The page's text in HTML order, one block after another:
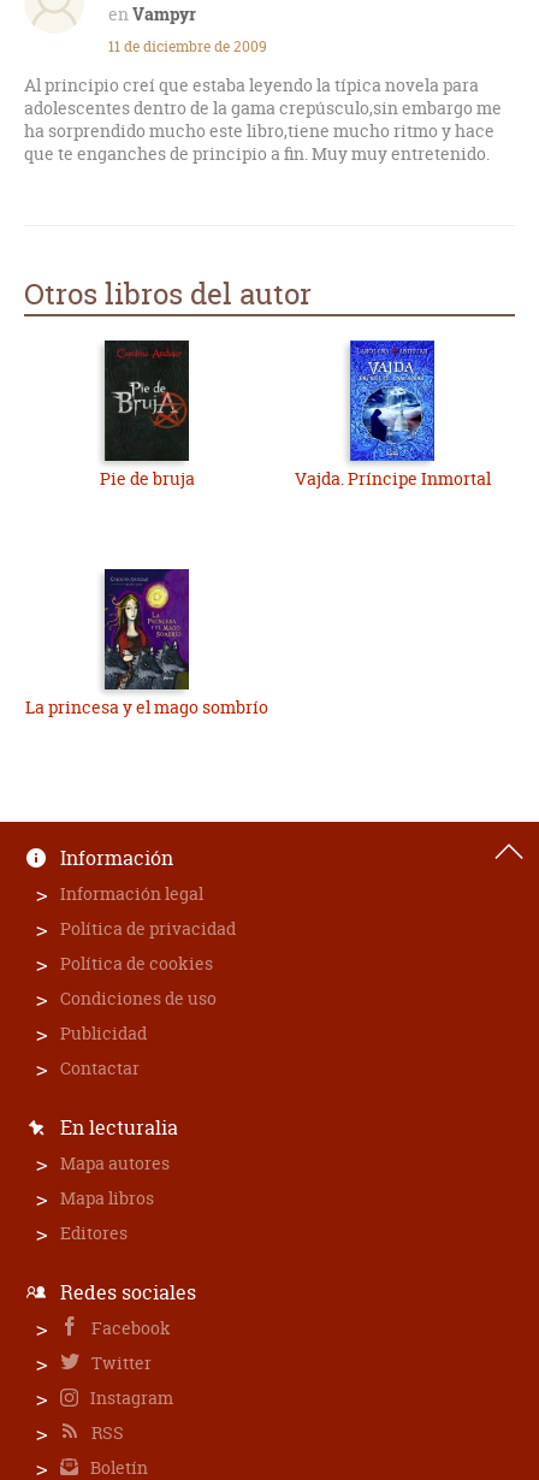
Vampyr
11 de diciembre de 2009
Al principio creí que estaba leyendo la típica novela para
adolescentes dentro de la gama crepúsculo,sin embargo me
ha sorprendido mucho este libro,tiene mucho ritmo y hace
que te enganches de principio a fin. Muy muy entretenido.
Otros libros del autor
Pie de bruja Vajda. Príncipe Inmortal
La princesa y el mago sombrío
Información
Información legal
Política de privacidad
Política de cookies
Condiciones de uso
Publicidad
Contactar
En lecturalia
Mapa autores
Mapa libros
Editores
Redes sociales
Facebook
Twitter
Instagram
RSS
Boletín